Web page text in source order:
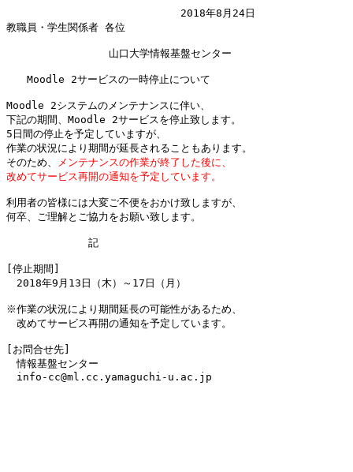
2018年8月24日
教職員・学生関係者 各位
山口大学情報基盤センター
Moodle 2サービスの一時停止について
Moodle 2システムのメンテナンスに伴い、
下記の期間、Moodle 2サービスを停止致します。
5日間の停止を予定していますが、
作業の状況により期間が延長されることもあります。
そのため、
メンテナンスの作業が終了した後に、
改めてサービス再開の通知を予定しています。
利用者の皆様には大変ご不便をおかけ致しますが、
何卒、ご理解とご協力をお願い致します。
記
[停止期間]
2018年9月13日（木）～17日（月）
※作業の状況により期間延長の可能性があるため、
改めてサービス再開の通知を予定しています。
[お問合せ先]
情報基盤センター